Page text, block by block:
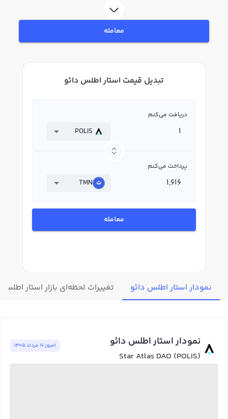
معامله
تبدیل قیمت استار اطلس دائو
دریافت می‌کنم
POLIS
پرداخت می‌کنم
TMN
معامله
نمودار استار اطلس دائو تغییرات لحظه‌ای بازار استار اطلس
نمودار استار اطلس دائو
Star Atlas DAO (POLIS)
امروز ١٦ مرداد ١٤٠٥